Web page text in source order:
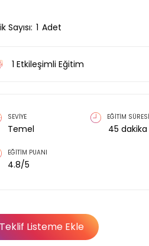
Sayısı: 1 Adet
1 Etkileşimli Eğitim
SEVİYE
Temel
EĞİTİM SÜRESİ
45 dakika
EĞİTİM PUANI
4.8/5
Teklif Listeme Ekle